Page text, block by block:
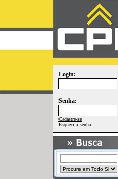
Login:
Senha:
Cadastre-se
Esqueci a senha